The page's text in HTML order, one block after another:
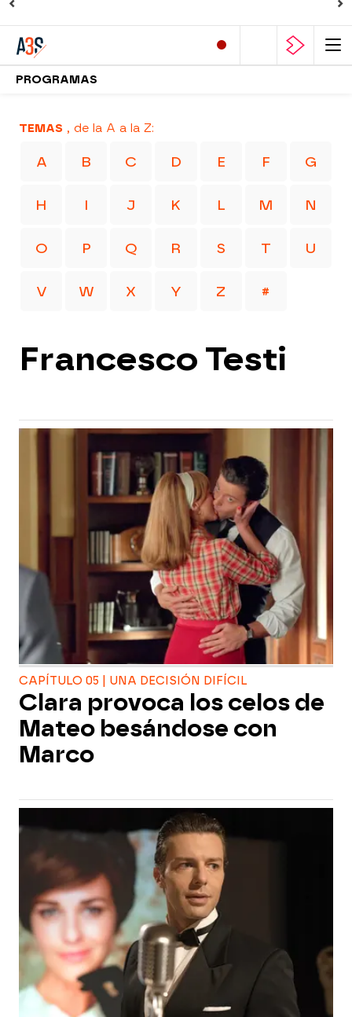
PROGRAMAS
TEMAS , de la A a la Z:
A B C D E F G
H I J K L M N
O P Q R S T U
V W X Y Z #
Francesco Testi
CAPÍTULO 05 | UNA DECISIÓN DIFÍCIL
Clara provoca los celos de
Mateo besándose con
Marco